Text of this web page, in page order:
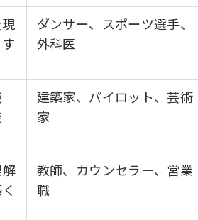
ダンサー、スポーツ選手、
外科医
建築家、パイロット、芸術
家
教師、カウンセラー、営業
職